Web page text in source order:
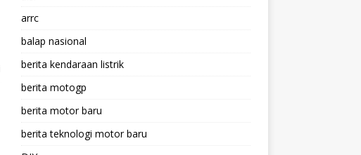
arrc
balap nasional
berita kendaraan listrik
berita motogp
berita motor baru
berita teknologi motor baru